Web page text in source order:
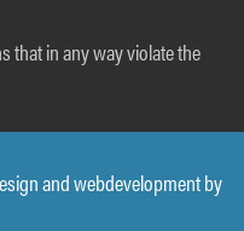
that in any way violate the
and webdevelopment by